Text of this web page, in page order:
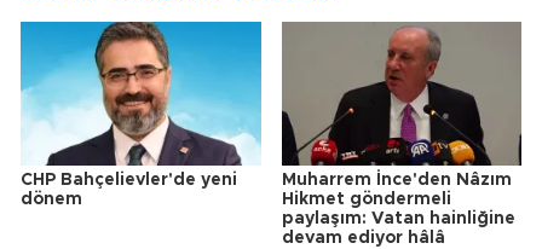
CHP Bahçelievler'de yeni
dönem
Muharrem İnce'den Nâzım
Hikmet göndermeli
paylaşım: Vatan hainliğine
devam ediyor hâlâ